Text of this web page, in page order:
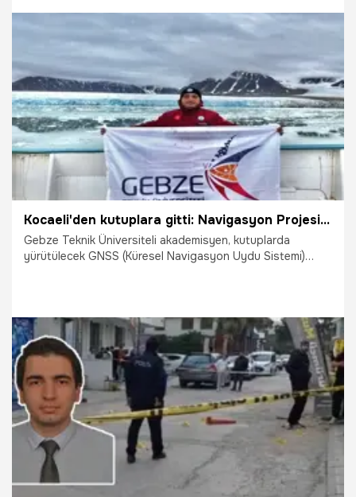
görevlisi ve öğretim görevlisi başvurularında kullanılacak
ALES puanlarını bekleyen adaylar, ÖSYM'nin resmi sonuç
takvimini yakından takip ediyor. İşte ALES/2 sonuç tarihi,
sonuç sorgulama süreci ve merak edilen tüm detaylar...
6.08.2026 Gündem
Kocaeli'den kutuplara gitti: Navigasyon Projesi'nde teknik ölçüm yapacak
Gebze Teknik Üniversiteli akademisyen, kutuplarda
yürütülecek GNSS (Küresel Navigasyon Uydu Sistemi)
16.07.2026 Kocaeli